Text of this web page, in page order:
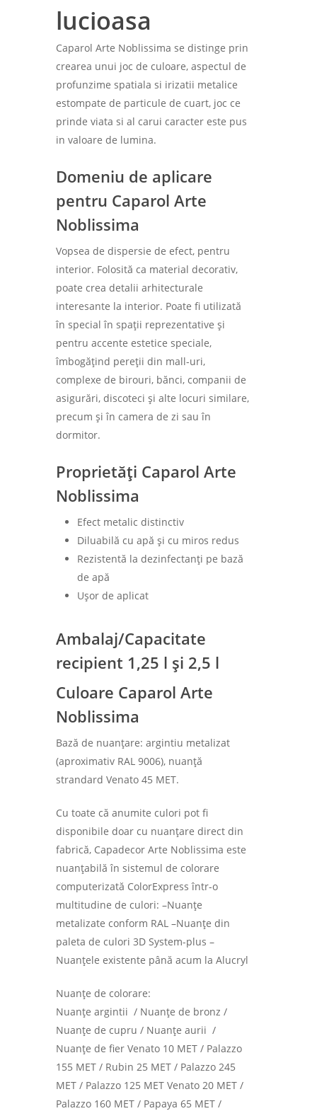
lucioasa
Caparol Arte Noblissima se distinge prin
crearea unui joc de culoare, aspectul de
profunzime spatiala si irizatii metalice
estompate de particule de cuart, joc ce
prinde viata si al carui caracter este pus
in valoare de lumina.
Domeniu de aplicare
pentru Caparol Arte
Noblissima
Vopsea de dispersie de efect, pentru
interior. Folosită ca material decorativ,
poate crea detalii arhitecturale
interesante la interior. Poate fi utilizată
în special în spații reprezentative și
pentru accente estetice speciale,
îmbogățind pereții din mall-uri,
complexe de birouri, bănci, companii de
asigurări, discoteci și alte locuri similare,
precum și în camera de zi sau în
dormitor.
Proprietăți Caparol Arte
Noblissima
Efect metalic distinctiv
Diluabilă cu apă și cu miros redus
Rezistentă la dezinfectanți pe bază
de apă
Ușor de aplicat
Ambalaj/Capacitate
recipient 1,25 l și 2,5 l
Culoare Caparol Arte
Noblissima
Bază de nuanțare: argintiu metalizat
(aproximativ RAL 9006), nuanță
strandard Venato 45 MET.
Cu toate că anumite culori pot fi
disponibile doar cu nuanțare direct din
fabrică, Capadecor Arte Noblissima este
nuanțabilă în sistemul de colorare
computerizată ColorExpress într-o
multitudine de culori: –Nuanțe
metalizate conform RAL –Nuanțe din
paleta de culori 3D System-plus –
Nuanțele existente până acum la Alucryl
Nuanțe de colorare:
Nuanțe argintii / Nuanțe de bronz /
Nuanțe de cupru / Nuanțe aurii /
Nuanțe de fier Venato 10 MET / Palazzo
155 MET / Rubin 25 MET / Palazzo 245
MET / Palazzo 125 MET Venato 20 MET /
Palazzo 160 MET / Papaya 65 MET /